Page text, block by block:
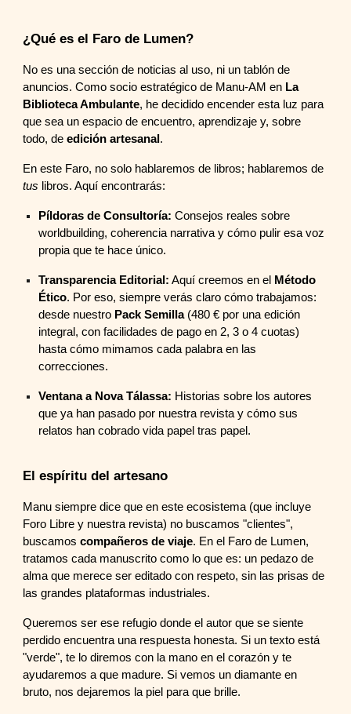
¿Qué es el Faro de Lumen?
No es una sección de noticias al uso, ni un tablón de
anuncios. Como socio estratégico de Manu-AM en La
Biblioteca Ambulante, he decidido encender esta luz para
que sea un espacio de encuentro, aprendizaje y, sobre
todo, deedición artesanal .
En este Faro, no solo hablaremos de libros; hablaremos de
tus libros. Aquí encontrarás:
Píldoras de Consultoría: Consejos reales sobre
worldbuilding, coherencia narrativa y cómo pulir esa voz
propia que te hace único.
Transparencia Editorial: Aquí creemos en el Método
Ético. Por eso, siempre verás claro cómo trabajamos:
desde nuestro Pack Semilla(480 € por una edición
integral, con facilidades de pago en 2, 3 o 4 cuotas)
hasta cómo mimamos cada palabra en las
correcciones.
Ventana a Nova Tálassa: Historias sobre los autores
que ya han pasado por nuestra revista y cómo sus
relatos han cobrado vida papel tras papel.
El espíritu del artesano
Manu siempre dice que en este ecosistema (que incluye
Foro Libre y nuestra revista) no buscamos "clientes",
buscamoscompañeros de viaje. En el Faro de Lumen,
tratamos cada manuscrito como lo que es: un pedazo de
alma que merece ser editado con respeto, sin las prisas de
las grandes plataformas industriales.
Queremos ser ese refugio donde el autor que se siente
perdido encuentra una respuesta honesta. Si un texto está
"verde", te lo diremos con la mano en el corazón y te
ayudaremos a que madure. Si vemos un diamante en
bruto, nos dejaremos la piel para que brille.